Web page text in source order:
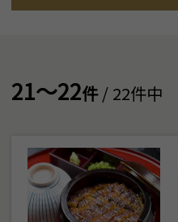
21～22件/ 22件中